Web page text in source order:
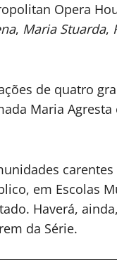
Opera
, Maria Stuarda,
de quatro
Maria Agresta
em Escolas
Haverá,
da Série.